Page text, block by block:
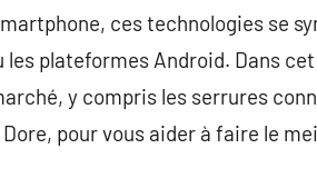
ces technologies se
les plateformes Android. Dans
y compris les serrures
pour vous aider à faire le